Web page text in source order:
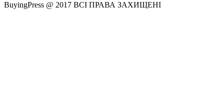
BuyingPress @ 2017 ВСІ ПРАВА ЗАХИЩЕНІ